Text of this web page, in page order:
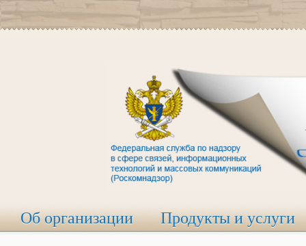
Об организации Продукты и услуги